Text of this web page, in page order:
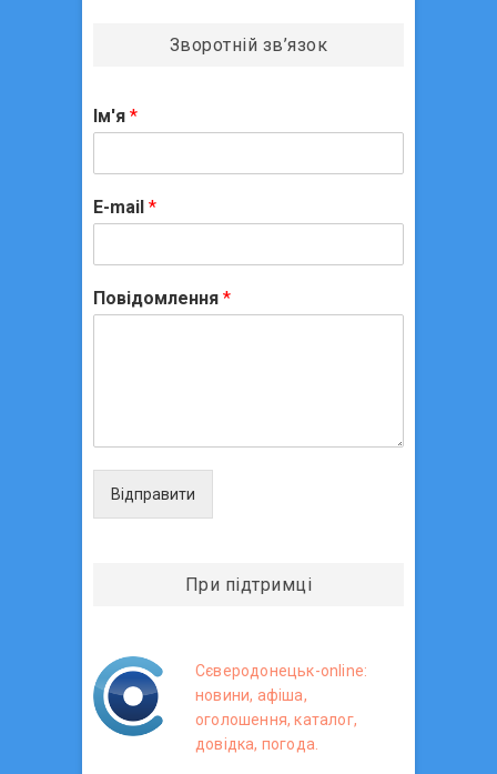
Зворотній зв’язок
Ім'я *
E-mail *
Повідомлення *
Відправити
При підтримці
Сєверодонецьк-online:
новини, афіша,
оголошення, каталог,
довідка, погода.